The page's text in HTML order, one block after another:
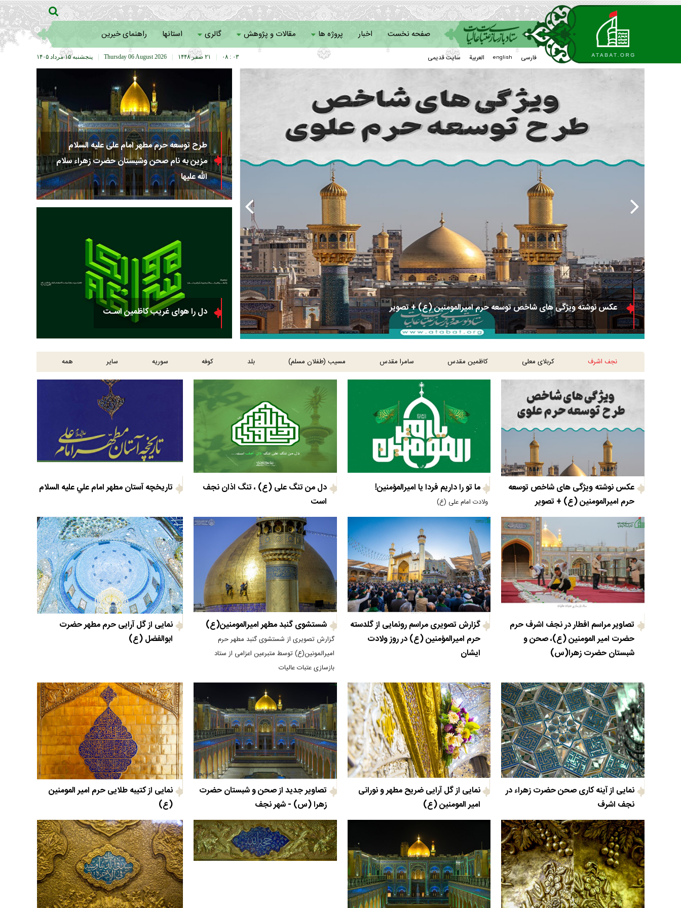
صفحه نخست اخبار پروژه ها مقالات و پژوهش گالری استانها راهنمای خیرین
سامانه خادمان فارسی english العربیة سایت قدیمی پنجشنبه ۱۵ مرداد ۱۴۰۵ Thursday 06 August 2026 ۲۱ صفر ۱۴۴۸ ۰۳ : ۰۸
عکس نوشته ویژگی های شاخص توسعه حرم امیرالمومنین (ع) + تصویر ماه من
طرح توسعه حرم مطهر امام علی علیه السلام
مزین به نام صحن وشبستان حضرت زهراء سلام
الله علیها
دل را هوای غریب کاظمین اسـت
نجف اشرف کربلای معلی کاظمین مقدس سامرا مقدس مسیب (طفلان مسلم) بلد کوفه سوریه سایر همه
عکس نوشته ویژگی های شاخص توسعه
حرم امیرالمومنین (ع) + تصویر
ما تو را داریم فردا یا امیرالمؤمنین!
ولادت امام علی (ع)
دل من تنگ علی (ع) ، تنگ اذان نجف
است
تاريخچه آستان مطهر امام علي عليه السلام
تصاویر مراسم افطار در نجف اشرف حرم
حضرت امیر المومنین (ع)، صحن و
شبستان حضرت زهرا(س)
گزارش تصویری مراسم رونمایی از گلدسته
حرم امیرالمؤمنین (ع) در روز ولادت
ایشان
شستشوی گنبد مطهر امیرالمومنین(ع)
گزارش تصویری از شستشوی گنبد مطهر حرم
امیرالمونین(ع) توسط متبرعین اعزامی از ستاد
بازسازی عتبات عالیات
نمایی از گل آرایی حرم مطهر حضرت
ابوالفضل (ع)
نمایی از آینه کاری صحن حضرت زهراء در
نجف اشرف
نمایی از گل آرایی ضریح مطهر و نورانی
امیر المومنین (ع)
تصاویر جدید از صحن و شبستان حضرت
زهرا (س) - شهر نجف
نمایی از کتیبه طلایی حرم امیر المومنین
(ع)